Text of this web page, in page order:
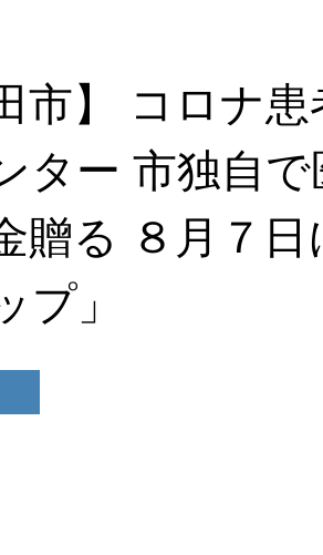
市】 コロナ
ター 市独自
贈る ８月７
プ」